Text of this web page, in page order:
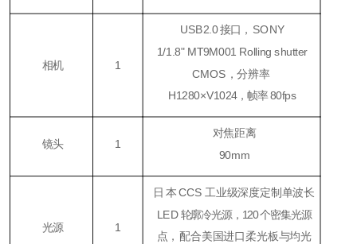
相机 1
USB2.0接口， SONY
1/1.8" MT9M001 Rolling shutter
CMOS，分辨率
H1280×V1024，帧率80fps
镜头 1
对焦距离
90mm
光源 1
日本CCS 工业级深度定制单波长
LED轮廓冷光源，120 个密集光源
点，配合美国进口柔光板与均光